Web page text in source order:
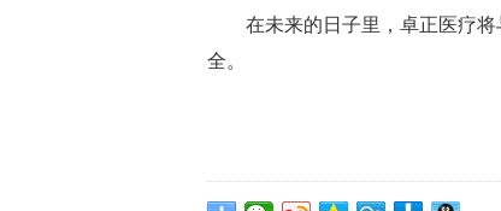
在未来的日子里，卓正医疗
全。